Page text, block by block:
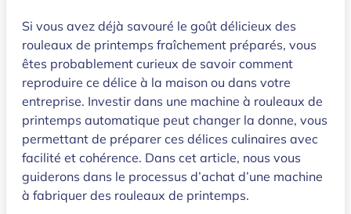
Si vous avez déjà savouré le goût délicieux des
rouleaux de printemps fraîchement préparés, vous
êtes probablement curieux de savoir comment
reproduire ce délice à la maison ou dans votre
entreprise. Investir dans une machine à rouleaux de
printemps automatique peut changer la donne, vous
permettant de préparer ces délices culinaires avec
facilité et cohérence. Dans cet article, nous vous
guiderons dans le processus d’achat d’une machine
à fabriquer des rouleaux de printemps.